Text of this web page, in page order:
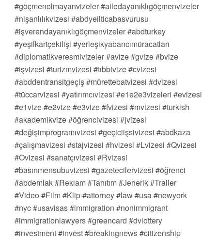
#göçmenolmayanvizeler #ailedayanıklıgöçmenvizeler
#nişanlılıkvizesi #abdyeilticabasvurusu
#işverendayanıklıgöçmenvizeler #abdturkey
#yeşilkartçekilişi #yerleşikyabancımüracatları
#diplomatikveresmivizeler #avize #gvize #bvize
#işvizesi #turizmvizesi #tıbbivize #cvizesi
#abddentransitgeçiş #mürettebatvizesi #dvizesi
#tüccarvizesi #yatırımcıvizesi #e1e2e3vizeleri #evizesi
#e1vize #e2vize #e3vize #fvizesi #mvizesi #turkish
#akademikvize #öğrencivizesi #jvizesi
#değişimprogramıvizesi #geçiciişsivizesi #abdkaza
#çalışmavizesi #stajvizesi #hvizesi #Lvizesi #Qvizesi
#Ovizesi #sanatçıvizesi #Rvizesi
#basınmensubuvizesi #gazetecilervizesi #öğrenci
#abdemlak #Reklam #Tanıtım #Jenerik #Trailer
#Video #Film #Klip #attorney #law #usa #newyork
#nyc #usavisas #immigration #nonimmigrant
#immigrationlawyers #greencard #dvlottery
#investment #invest #breakingnews #citizenship